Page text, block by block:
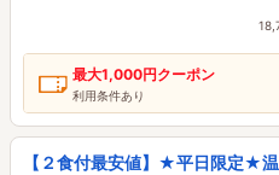
最大1,000円クーポン
利用条件あり
【２食付最安値】★平日限定★